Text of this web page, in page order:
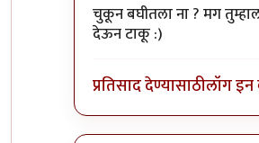
चुकून बघीतला ना ? मग
देऊन टाकू :)
प्रतिसाद देण्यासाठीलॉग इन